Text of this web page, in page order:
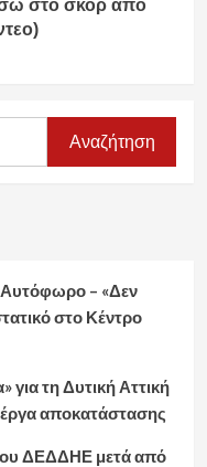
στο σκορ από
Αυτόφωρο – «Δεν
στο Κέντρο
τη Δυτική Αττική
έργα αποκατάστασης
ΔΕΔΔΗΕ μετά από